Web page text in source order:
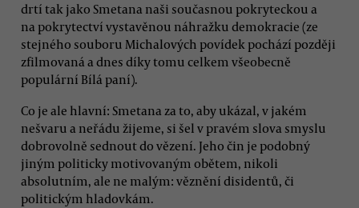
drtí tak jako Smetana naši současnou pokryteckou a
na pokrytectví vystavěnou náhražku demokracie (ze
stejného souboru Michalových povídek pochází později
zfilmovaná a dnes díky tomu celkem všeobecně
populární Bílá paní).
Co je ale hlavní: Smetana za to, aby ukázal, v jakém
nešvaru a neřádu žijeme, si šel v pravém slova smyslu
dobrovolně sednout do vězení. Jeho čin je podobný
jiným politicky motivovaným obětem, nikoli
absolutním, ale ne malým: věznění disidentů, či
politickým hladovkám.